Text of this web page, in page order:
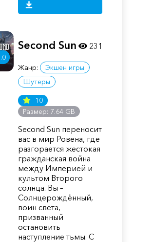
Second Sun
Жанр:
Экшен игры
Шутеры
10
Размер: 7.64 GB
Second Sun переносит
вас в мир Ровена, где
разгорается жестокая
гражданская война
между Империей и
культом Второго
солнца. Вы –
Солнцерождённый,
воин света,
призванный
остановить
наступление тьмы. С
231